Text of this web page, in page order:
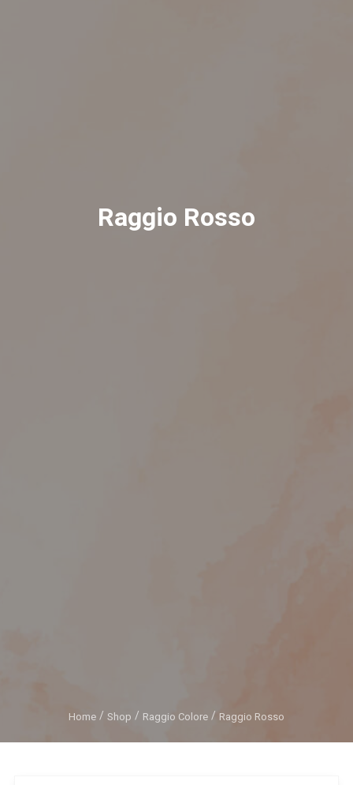
Raggio Rosso
Home Shop Raggio Colore Raggio Rosso